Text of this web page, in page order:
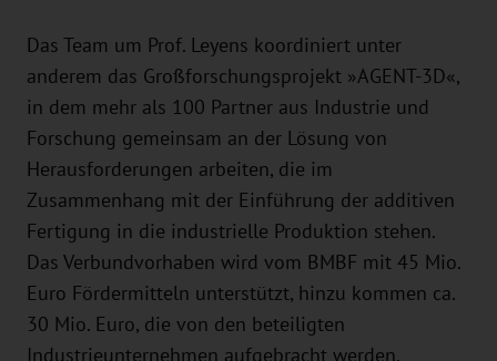
Das Team um Prof. Leyens koordiniert unter
anderem das Großforschungsprojekt »AGENT-3D«,
in dem mehr als 100 Partner aus Industrie und
Forschung gemeinsam an der Lösung von
Herausforderungen arbeiten, die im
Zusammenhang mit der Einführung der additiven
Fertigung in die industrielle Produktion stehen.
Das Verbundvorhaben wird vom BMBF mit 45 Mio.
Euro Fördermitteln unterstützt, hinzu kommen ca.
30 Mio. Euro, die von den beteiligten
Industrieunternehmen aufgebracht werden.